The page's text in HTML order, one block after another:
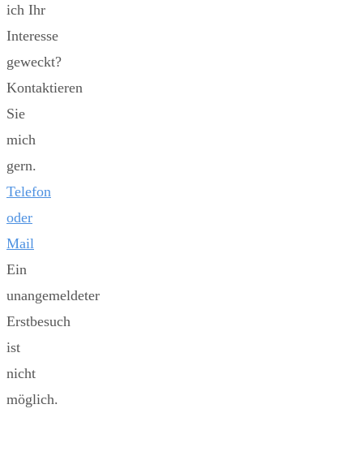
ich Ihr
Interesse
geweckt?
Kontaktieren
Sie
mich
gern.
Telefon
oder
Mail
Ein
unangemeldeter
Erstbesuch
ist
nicht
möglich.